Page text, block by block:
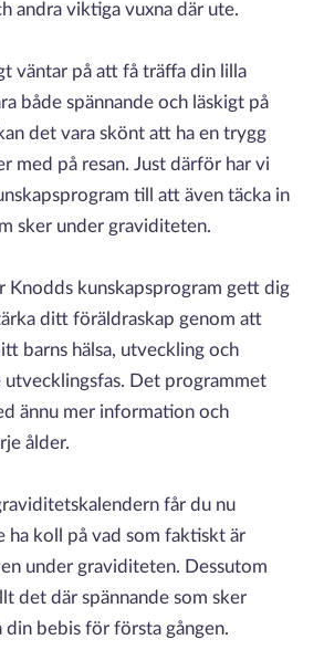
andra viktiga vuxna där ute.
väntar på att få träffa din lilla
både spännande och läskigt på
det vara skönt att ha en trygg
med på resan. Just därför har vi
till att även täcka in
sker under graviditeten.
Knodds kunskapsprogram gett dig
ditt föräldraskap genom att
barns hälsa, utveckling och
utvecklingsfas. Det programmet
ännu mer information och
ålder.
får du nu
ha koll på vad som faktiskt är
under graviditeten. Dessutom
det där spännande som sker
din bebis för första gången.